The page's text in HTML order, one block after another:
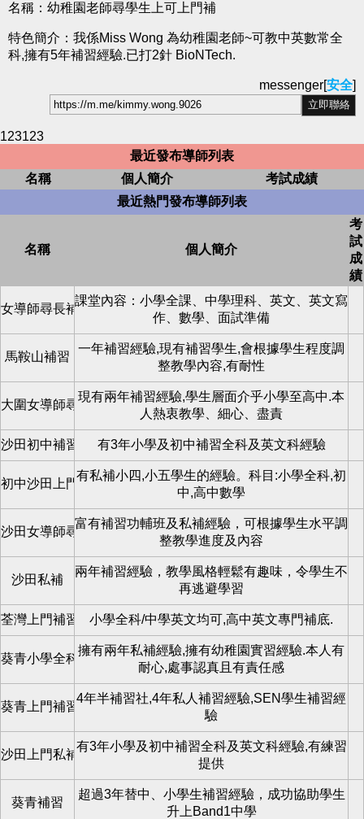
名稱：幼稚園老師尋學生上可上門補
特色簡介：我係Miss Wong 為幼稚園老師~可教中英數常全
科,擁有5年補習經驗.已打2針 BioNTech.
messenger[安全]
123123
最近發布導師列表
名稱
個人簡介
考試成績
最近熱門發布導師列表
名稱 個人簡介
考
試
成
績
女導師尋長補/短補學生
課堂內容：小學全課、中學理科、英文、英文寫
作、數學、面試準備
馬鞍山補習
一年補習經驗,現有補習學生,會根據學生程度調
整教學內容,有耐性
大圍女導師尋學生
現有兩年補習經驗,學生層面介乎小學至高中.本
人熱衷教學、細心、盡責
沙田初中補習全科有3年小學及初中補習全科及英文科經驗
初中沙田上門補習
有私補小四,小五學生的經驗。科目:小學全科,初
中,高中數學
沙田女導師尋學生
富有補習功輔班及私補經驗，可根據學生水平調
整教學進度及內容
沙田私補
兩年補習經驗，教學風格輕鬆有趣味，令學生不
再逃避學習
荃灣上門補習 小學全科/中學英文均可,高中英文專門補底.
葵青小學全科補習
擁有兩年私補經驗,擁有幼稚園實習經驗.本人有
耐心,處事認真且有責任感
葵青上門補習
4年半補習社,4年私人補習經驗,SEN學生補習經
驗
沙田上門私補
有3年小學及初中補習全科及英文科經驗,有練習
提供
葵青補習
超過3年替中、小學生補習經驗，成功協助學生
升上Band1中學